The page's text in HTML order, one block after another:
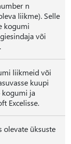
n
liikme). Selle
kogumi
või
liikmeid või
kuupi
ja
Excelisse.
olevate üksuste